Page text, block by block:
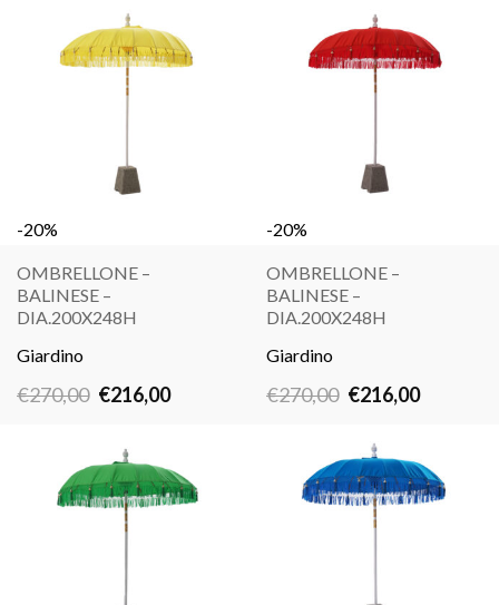
-20%
LEGGI
OMBRELLONE –
BALINESE –
DIA.200X248H
Giardino
€270,00 Il
originale
era:
€270,00.
€216,00Il
è:
€216,00.
-20%
LEGGI
OMBRELLONE –
BALINESE –
DIA.200X248H
Giardino
€270,00 Il
originale
era:
€270,00.
€216,00Il
è:
€216,00.